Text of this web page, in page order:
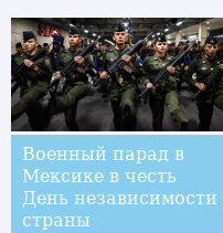
Военный парад в
Мексике в честь
День независимости
страны